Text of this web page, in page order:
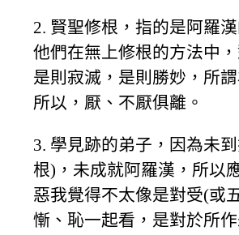
2. 賢聖修根，指的是阿羅
他們在無上修根的方法中
是則寂滅，是則勝妙，所
所以，厭、不厭俱離。
3. 學見跡的弟子，因為未
根)，未成就阿羅漢，所以
惡我覺得不太像是對受(或
慚、恥一起看，是對於所